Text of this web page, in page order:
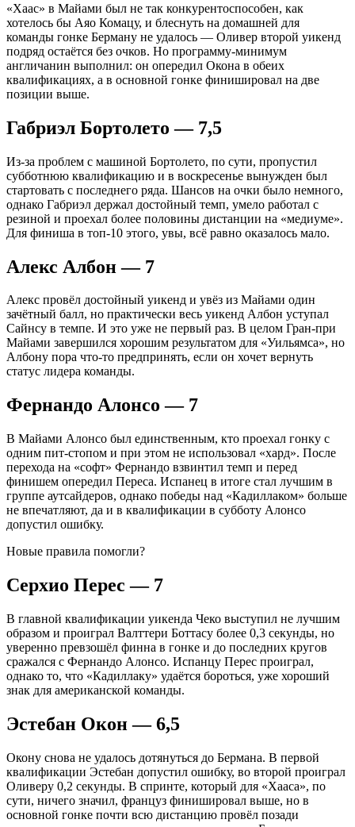
«Хаас» в Майами был не так конкурентоспособен, как
хотелось бы Аяо Комацу, и блеснуть на домашней для
команды гонке Берману не удалось — Оливер второй уикенд
подряд остаётся без очков. Но программу-минимум
англичанин выполнил: он опередил Окона в обеих
квалификациях, а в основной гонке финишировал на две
позиции выше.
Габриэл Бортолето — 7,5
Из-за проблем с машиной Бортолето, по сути, пропустил
субботнюю квалификацию и в воскресенье вынужден был
стартовать с последнего ряда. Шансов на очки было немного,
однако Габриэл держал достойный темп, умело работал с
резиной и проехал более половины дистанции на «медиуме».
Для финиша в топ-10 этого, увы, всё равно оказалось мало.
Алекс Албон — 7
Алекс провёл достойный уикенд и увёз из Майами один
зачётный балл, но практически весь уикенд Албон уступал
Сайнсу в темпе. И это уже не первый раз. В целом Гран-при
Майами завершился хорошим результатом для «Уильямса», но
Албону пора что-то предпринять, если он хочет вернуть
статус лидера команды.
Фернандо Алонсо — 7
В Майами Алонсо был единственным, кто проехал гонку с
одним пит-стопом и при этом не использовал «хард». После
перехода на «софт» Фернандо взвинтил темп и перед
финишем опередил Переса. Испанец в итоге стал лучшим в
группе аутсайдеров, однако победы над «Кадиллаком» больше
не впечатляют, да и в квалификации в субботу Алонсо
допустил ошибку.
Новые правила помогли?
Серхио Перес — 7
В главной квалификации уикенда Чеко выступил не лучшим
образом и проиграл Валттери Боттасу более 0,3 секунды, но
уверенно превзошёл финна в гонке и до последних кругов
сражался с Фернандо Алонсо. Испанцу Перес проиграл,
однако то, что «Кадиллаку» удаётся бороться, уже хороший
знак для американской команды.
Эстебан Окон — 6,5
Окону снова не удалось дотянуться до Бермана. В первой
квалификации Эстебан допустил ошибку, во второй проиграл
Оливеру 0,2 секунды. В спринте, который для «Хааса», по
сути, ничего значил, француз финишировал выше, но в
основной гонке почти всю дистанцию провёл позади